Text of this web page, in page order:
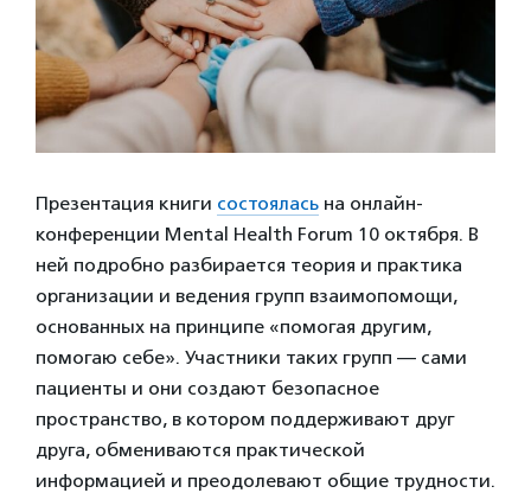
Презентация книги состоялась на онлайн-
конференции Mental Health Forum 10 октября. В
ней подробно разбирается теория и практика
организации и ведения групп взаимопомощи,
основанных на принципе «помогая другим,
помогаю себе». Участники таких групп — сами
пациенты и они создают безопасное
пространство, в котором поддерживают друг
друга, обмениваются практической
информацией и преодолевают общие трудности.